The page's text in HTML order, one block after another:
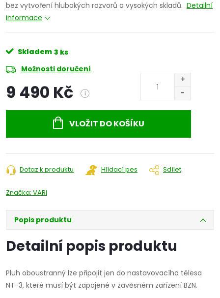
bez vytvoření hlubokých rozvorů a vysokých skladů. Detailní
informace
Skladem 3 ks
Možnosti doručení
9 490 Kč i
VLOŽIT DO KOŠÍKU
Dotaz k produktu Hlídací pes Sdílet
Značka: VARI
Popis produktu
Detailní popis produktu
Pluh oboustranný lze připojit jen do nastavovacího tělesa
NT-3, které musí být zapojené v zavěsném zařízení BZN.